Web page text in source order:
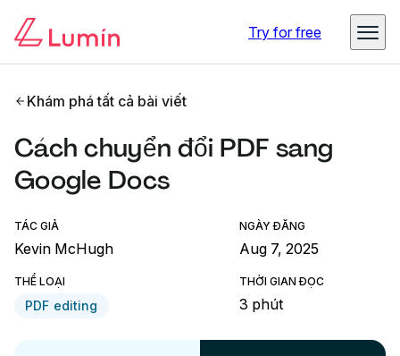
Try for free
Khám phá tất cả bài viết
Cách chuyển đổi PDF sang
Google Docs
TÁC GIẢ
Kevin McHugh
NGÀY ĐĂNG
Aug 7, 2025
THỂ LOẠI
PDF editing
THỜI GIAN ĐỌC
3 phút